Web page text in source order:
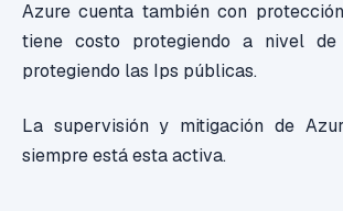
Azure cuenta también con
tiene costo protegiendo a nivel de
protegiendo las Ips públicas.
La supervisión y mitigación de
siempre está esta activa.